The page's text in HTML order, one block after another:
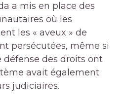
a mis en place des
où les
les « aveux » de
persécutées, même si
défense des droits ont
avait également
judiciaires.